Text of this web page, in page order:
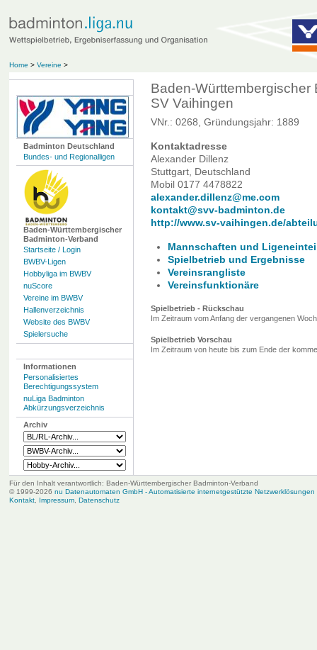
Home > Vereine >
Badminton Deutschland
Bundes- und Regionalligen
Baden-Württembergischer
Badminton-Verband
Startseite / Login
BWBV-Ligen
Hobbyliga im BWBV
nuScore
Vereine im BWBV
Hallenverzeichnis
Website des BWBV
Spielersuche
Informationen
Personalisiertes
Berechtigungssystem
nuLiga Badminton
Abkürzungsverzeichnis
Archiv
Baden-Württembergischer
SV Vaihingen
VNr.: 0268, Gründungsjahr: 1889
Kontaktadresse
Alexander Dillenz
Stuttgart, Deutschland
Mobil 0177 4478822
alexander.dillenz@me.com
kontakt@svv-badminton.de
http://www.sv-vaihingen.de/
Mannschaften und
Spielbetrieb und Ergebnisse
Vereinsrangliste
Vereinsfunktionäre
Spielbetrieb - Rückschau
Im Zeitraum vom Anfang der vergangenen
Spielbetrieb Vorschau
Im Zeitraum von heute bis zum Ende der
Für den Inhalt verantwortlich: Baden-Württembergischer Badminton-Verband
© 1999-2026 nu Datenautomaten GmbH - Automatisierte internetgestützte Netzwerklösungen
Kontakt, Impressum, Datenschutz